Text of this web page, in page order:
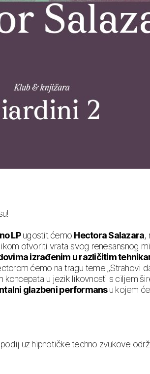
LPugostit ćemo Hectora Salazara,
otvoriti vrata svog renesansnog
izrađenim u različitim
ćemo na tragu teme „Strahovi
u jezik likovnosti s ciljem
glazbeni performansu kojem
uz hipnotičke techno zvukove